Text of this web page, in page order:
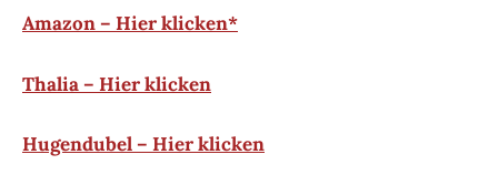
Amazon – Hier klicken*
Thalia – Hier klicken
Hugendubel – Hier klicken